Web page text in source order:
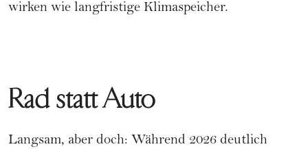
wirken wie langfristige Klimaspeicher.
Rad statt Auto
Langsam, aber doch: Während 2026 deutlich